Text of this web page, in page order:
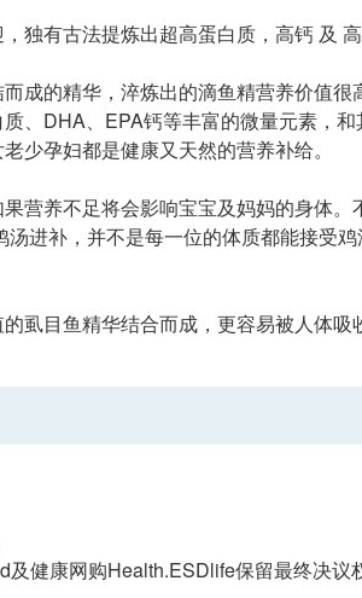
独有古法提炼出超高蛋白质，高钙 及
成的精华，淬炼出的滴鱼精营养价值
、DHA、EPA钙等丰富的微量元素，
少孕妇都是健康又天然的营养补给。
营养不足将会影响宝宝及妈妈的身体
进补，并不是每一位的体质都能接受
虱目鱼精华结合而成，更容易被人体吸
健康网购Health.ESDlife保留最终决议